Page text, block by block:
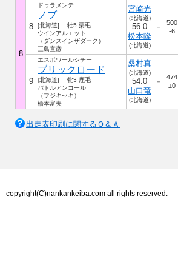
8
8
ドゥラメンテ
ノブ
[北海道] 牡5 栗毛
ウインアルエット
（ダンスインザダーク）
三島宣彦
宮崎光
(北海道)
56.0
松本隆
(北海道)
－
500
-6
9
エスポワールシチー
ブリックロード
[北海道] 牝3 鹿毛
バトルアンコール
（フジキセキ）
橋本富夫
桑村真
(北海道)
54.0
山口竜
(北海道)
－
474
±0
出走表印刷に関するＱ＆Ａ
copyright(C)nankankeiba.com all rights reserved.